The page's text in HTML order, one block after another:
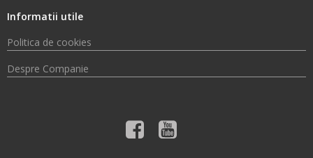
Informatii utile
Politica de cookies
Despre Companie